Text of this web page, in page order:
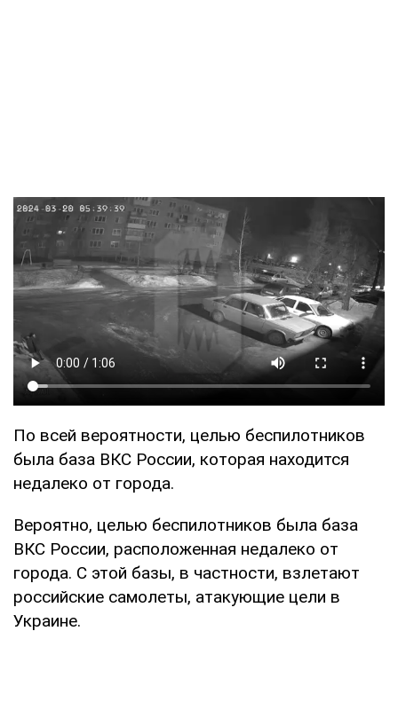
По всей вероятности, целью беспилотников
была база ВКС России, которая находится
недалеко от города.
Вероятно, целью беспилотников была база
ВКС России, расположенная недалеко от
города. С этой базы, в частности, взлетают
российские самолеты, атакующие цели в
Украине.